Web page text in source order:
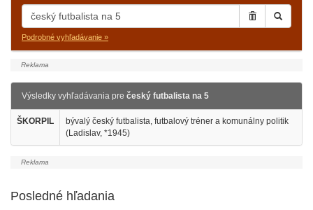
Podrobné vyhľadávanie »
Výsledky vyhľadávania pre český futbalista na 5
ŠKORPIL
bývalý český futbalista, futbalový tréner a komunálny politik
(Ladislav, *1945)
Posledné hľadania